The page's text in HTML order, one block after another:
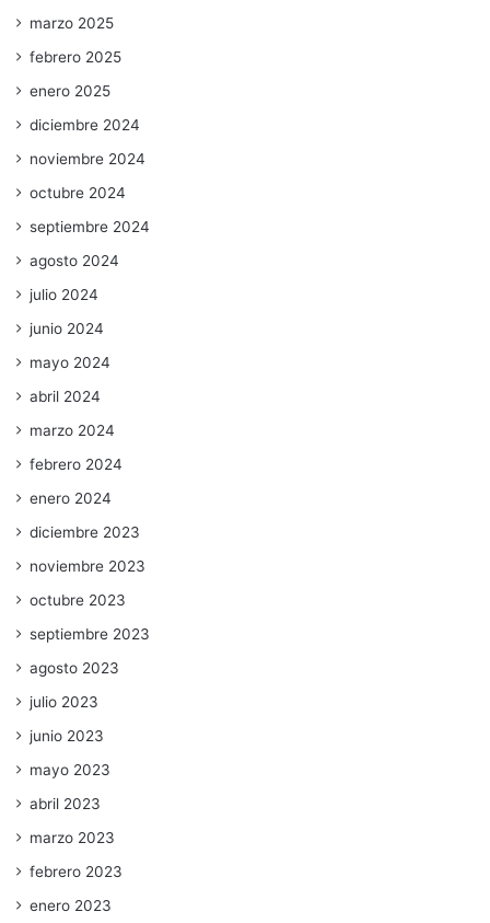
marzo 2025
febrero 2025
enero 2025
diciembre 2024
noviembre 2024
octubre 2024
septiembre 2024
agosto 2024
julio 2024
junio 2024
mayo 2024
abril 2024
marzo 2024
febrero 2024
enero 2024
diciembre 2023
noviembre 2023
octubre 2023
septiembre 2023
agosto 2023
julio 2023
junio 2023
mayo 2023
abril 2023
marzo 2023
febrero 2023
enero 2023